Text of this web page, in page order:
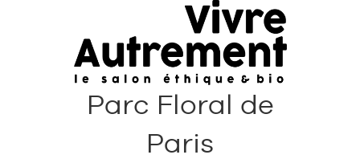
Parc Floral de
Paris